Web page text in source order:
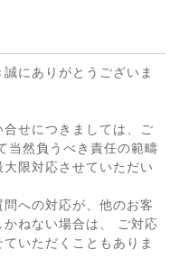
にありがとうございま
せにつきましては、ご
当然負うべき責任の範疇
限対応させていただい
への対応が、他のお客
ねない場合は、 ご対応
いただくこともありま